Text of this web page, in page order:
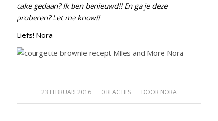
cake gedaan? Ik ben benieuwd!! En ga je deze
proberen? Let me know!!
Liefs! Nora
23 FEBRUARI 2016
/ 0 REACTIES
/ DOOR NORA